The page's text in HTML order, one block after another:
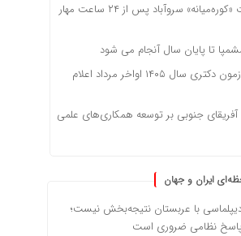
آتش ارتفاعات «کوره‌میانه» سروآباد پس از ۲۴ ساعت مهار
تا پایان سال آنجام می شود
نتایج نهایی آزمون دکتری سال ۱۴۰۵ اواخر مرداد اعلام
آفریقای جنوبی بر توسعه همکاری‌های علمی
ایران و جهان
با عربستان نتیجه‌بخش نیست؛
پاسخ نظامی ضروری است